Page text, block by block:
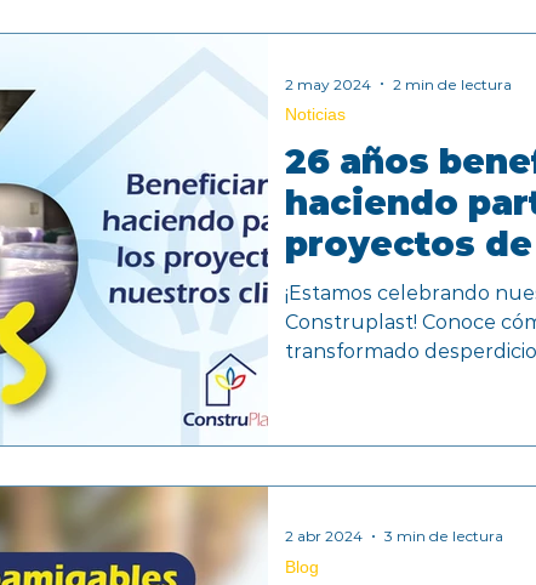
26 años
haciendo
proyectos
clientes
¡Estamos celebrando
Construplast! Conoce
transformado
Noticias
2 may 2024 2 min de lectura
Blog
2 abr 2024 3 min de lectura